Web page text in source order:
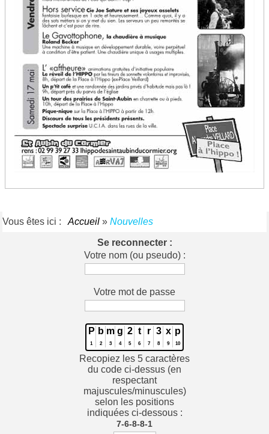
Vous êtes ici : Accueil » Nouvelles
Se reconnecter :
Votre nom (ou pseudo) :
Votre mot de passe
P
1
b
2
m
3
g
4
2
5
t
6
r
7
3
8
x
9
p
10
Recopiez les 5 caractères
du code ci-dessus (en
respectant
majuscules/minuscules)
selon les positions
indiquées ci-dessous :
7-6-8-8-1